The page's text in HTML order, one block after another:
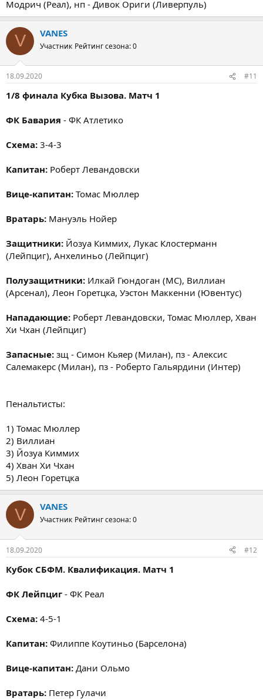
Модрич (Реал), нп - Дивок Ориги (Ливерпуль)
V VANES
Участник Рейтинг сезона: 0
18.09.2020 #11
1/8 финала Кубка Вызова. Матч 1
ФК Бавария - ФК Атлетико
Схема: 3-4-3
Капитан: Роберт Левандовски
Вице-капитан: Томас Мюллер
Вратарь: Мануэль Нойер
Защитники: Йозуа Киммих, Лукас Клостерманн
(Лейпциг), Анхелиньо (Лейпциг)
Полузащитники: Илкай Гюндоган (МС), Виллиан
(Арсенал), Леон Горетцка, Уэстон Маккенни (Ювентус)
Нападающие: Роберт Левандовски, Томас Мюллер, Хван
Хи Чхан (Лейпциг)
Запасные: зщ - Симон Кьяер (Милан), пз - Алексис
Салемакерс (Милан), пз - Роберто Гальярдини (Интер)
Пенальтисты:
1) Томас Мюллер
2) Виллиан
3) Йозуа Киммих
4) Хван Хи Чхан
5) Леон Горетцка
V VANES
Участник Рейтинг сезона: 0
18.09.2020 #12
Кубок СБФМ. Квалификация. Матч 1
ФК Лейпциг - ФК Реал
Схема: 4-5-1
Капитан: Филиппе Коутиньо (Барселона)
Вице-капитан: Дани Ольмо
Вратарь: Петер Гулачи